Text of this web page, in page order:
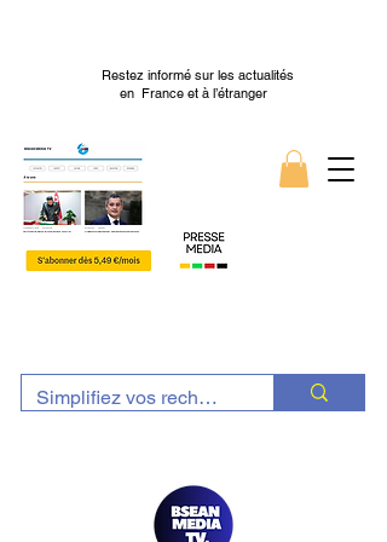
Restez informé sur les actualités
en France et à l’étranger